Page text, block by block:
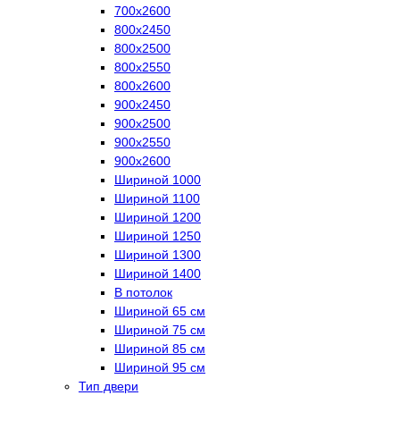
700х2600
800х2450
800х2500
800х2550
800х2600
900х2450
900х2500
900х2550
900х2600
Шириной 1000
Шириной 1100
Шириной 1200
Шириной 1250
Шириной 1300
Шириной 1400
В потолок
Шириной 65 см
Шириной 75 см
Шириной 85 см
Шириной 95 см
Тип двери